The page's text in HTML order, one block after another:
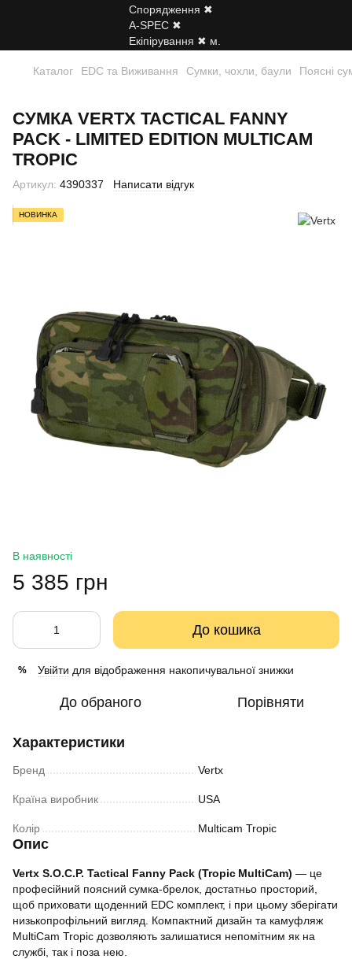
Каталог EDC та Виживання Сумки, чохли, баули Поясні
СУМКА VERTX TACTICAL FANNY
PACK - LIMITED EDITION MULTICAM
TROPIC
Артикул: 4390337 Написати відгук
НОВИНКА
В наявності
5 385 грн
До кошика
% Увійти для відображення накопичувальної знижки
До обраного Порівняти
Характеристики
Бренд Vertx
Країна виробник USA
Колір Multicam Tropic
Опис
Vertx S.O.C.P. Tactical Fanny Pack (Tropic MultiCam) — це
професійний поясний сумка-брелок, достатньо просторий,
щоб приховати щоденний EDC комплект, і при цьому зберігати
низькопрофільний вигляд. Компактний дизайн та камуфляж
MultiCam Tropic дозволяють залишатися непомітним як на
службі, так і поза нею.